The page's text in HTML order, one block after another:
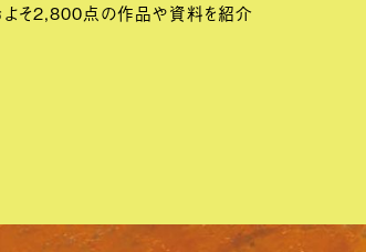
よそ2,800点の作品や資料を紹介